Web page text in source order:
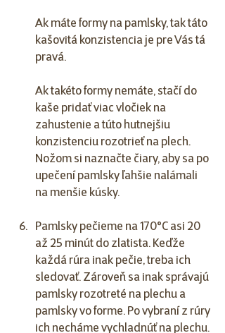
Ak máte formy na pamlsky, tak táto
kašovitá konzistencia je pre Vás tá
pravá.
Ak takéto formy nemáte, stačí do
kaše pridať viac vločiek na
zahustenie a túto hutnejšiu
konzistenciu rozotrieť na plech.
Nožom si naznačte čiary, aby sa po
upečení pamlsky ľahšie nalámali
na menšie kúsky.
Pamlsky pečieme na 170°C asi 20
až 25 minút do zlatista. Keďže
každá rúra inak pečie, treba ich
sledovať. Zároveň sa inak správajú
pamlsky rozotreté na plechu a
pamlsky vo forme. Po vybraní z rúry
ich necháme vychladnúť na plechu.